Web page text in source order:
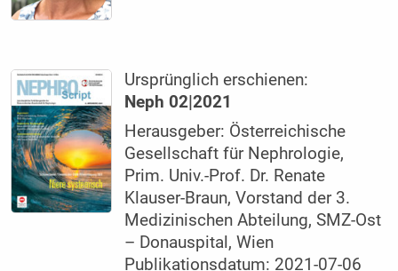
Ursprünglich erschienen:
Neph 02|2021
Herausgeber: Österreichische
Gesellschaft für Nephrologie,
Prim. Univ.-Prof. Dr. Renate
Klauser-Braun, Vorstand der 3.
Medizinischen Abteilung, SMZ-Ost
– Donauspital, Wien
Publikationsdatum: 2021-07-06